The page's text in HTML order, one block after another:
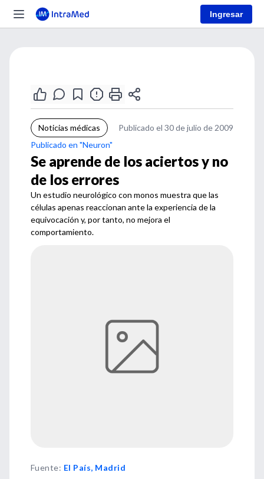
Ingresar
Noticias médicas
Publicado el 30 de julio de 2009
Publicado en "Neuron"
Se aprende de los aciertos y no
de los errores
Un estudio neurológico con monos muestra que las
células apenas reaccionan ante la experiencia de la
equivocación y, por tanto, no mejora el
comportamiento.
Fuente: El País, Madrid